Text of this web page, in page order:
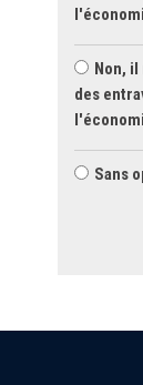
Non,
des
Sans